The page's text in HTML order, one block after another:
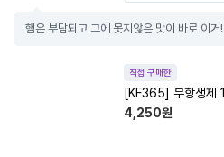
햄은 부담되고 그에 못지않은 맛이 바로 이거!
직접 구매한
[KF365] 무항생제
4,250원